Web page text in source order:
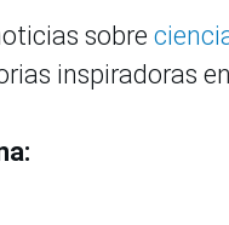
sobre
inspiradoras en